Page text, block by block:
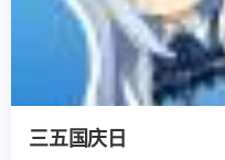
三五国庆日